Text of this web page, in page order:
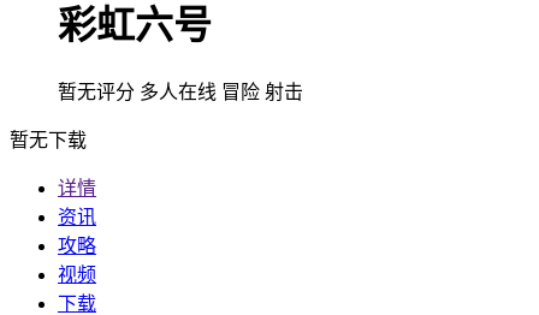
彩虹六号
暂无评分 多人在线 冒险 射击
暂无下载
详情
资讯
攻略
视频
下载